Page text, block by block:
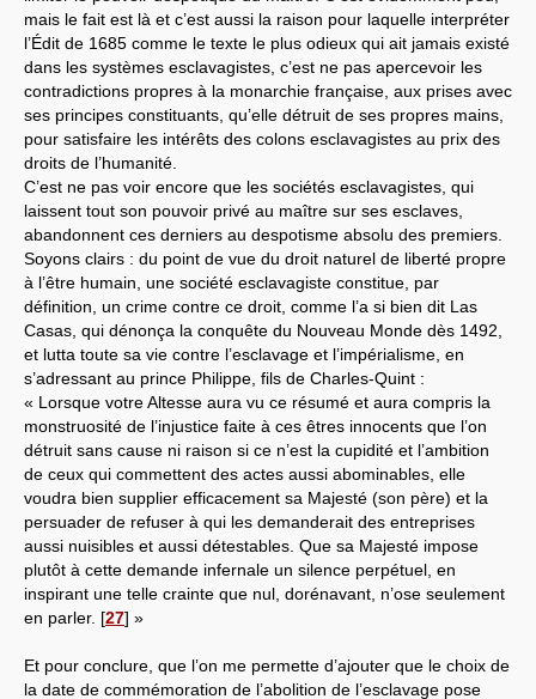
mais le fait est là et c’est aussi la raison pour laquelle interpréter
l’Édit de 1685 comme le texte le plus odieux qui ait jamais existé
dans les systèmes esclavagistes, c’est ne pas apercevoir les
contradictions propres à la monarchie française, aux prises avec
ses principes constituants, qu’elle détruit de ses propres mains,
pour satisfaire les intérêts des colons esclavagistes au prix des
droits de l’humanité.
C’est ne pas voir encore que les sociétés esclavagistes, qui
laissent tout son pouvoir privé au maître sur ses esclaves,
abandonnent ces derniers au despotisme absolu des premiers.
Soyons clairs : du point de vue du droit naturel de liberté propre
à l’être humain, une société esclavagiste constitue, par
définition, un crime contre ce droit, comme l’a si bien dit Las
Casas, qui dénonça la conquête du Nouveau Monde dès 1492,
et lutta toute sa vie contre l’esclavage et l’impérialisme, en
s’adressant au prince Philippe, fils de Charles-Quint :
« Lorsque votre Altesse aura vu ce résumé et aura compris la
monstruosité de l’injustice faite à ces êtres innocents que l’on
détruit sans cause ni raison si ce n’est la cupidité et l’ambition
de ceux qui commettent des actes aussi abominables, elle
voudra bien supplier efficacement sa Majesté (son père) et la
persuader de refuser à qui les demanderait des entreprises
aussi nuisibles et aussi détestables. Que sa Majesté impose
plutôt à cette demande infernale un silence perpétuel, en
inspirant une telle crainte que nul, dorénavant, n’ose seulement
en parler. [27] »
Et pour conclure, que l’on me permette d’ajouter que le choix de
la date de commémoration de l’abolition de l’esclavage pose